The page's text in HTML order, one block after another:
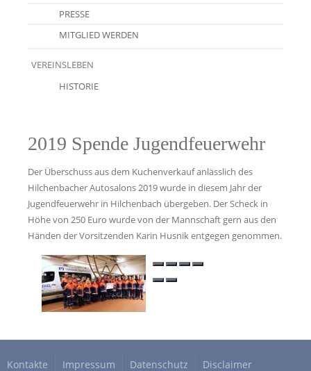
PRESSE
MITGLIED WERDEN
VEREINSLEBEN
HISTORIE
2019 Spende Jugendfeuerwehr
Der Überschuss aus dem Kuchenverkauf anlässlich des
Hilchenbacher Autosalons 2019 wurde in diesem Jahr der
Jugendfeuerwehr in Hilchenbach übergeben. Der Scheck in
Höhe von 250 Euro wurde von der Mannschaft gern aus den
Händen der Vorsitzenden Karin Husnik entgegen genommen.
Kontakte Impressum Datenschutz Disclaimer